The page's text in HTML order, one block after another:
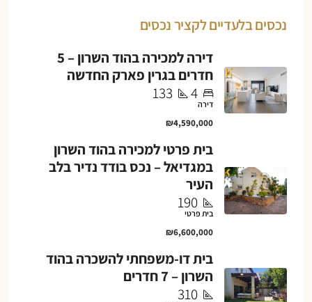
נכסים בלעדיים לקציר נכסים
דירה למכירה בהוד השרון – 5
חדרים בגרין פארק החדשה
4
133
דירה
₪4,590,000
בית פרטי למכירה בהוד השרון
במגדיאל – נכס בודד נדיר בלב
העיר
190
בית פרטי
₪6,600,000
בית דו-משפחתי להשכרה בהוד
השרון – 7 חדרים
310